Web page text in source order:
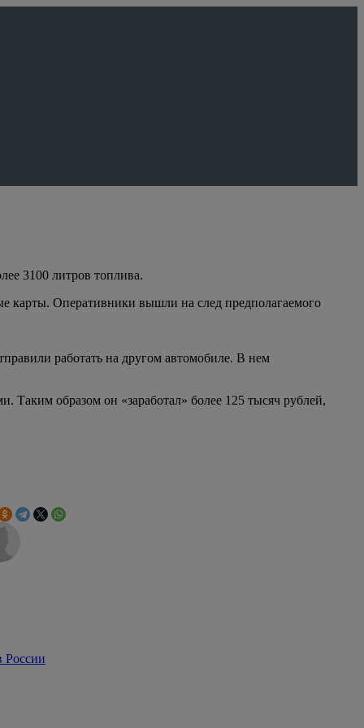
3100 литров топлива.
карты. Оперативники вышли на след предполагаемого
работать на другом автомобиле. В нем
Таким образом он «заработал» более 125 тысяч рублей,
России